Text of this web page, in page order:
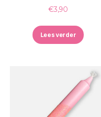
€3,90
Lees verder